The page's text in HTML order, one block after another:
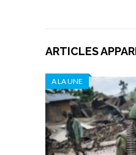
ARTICLES
A LA UNE